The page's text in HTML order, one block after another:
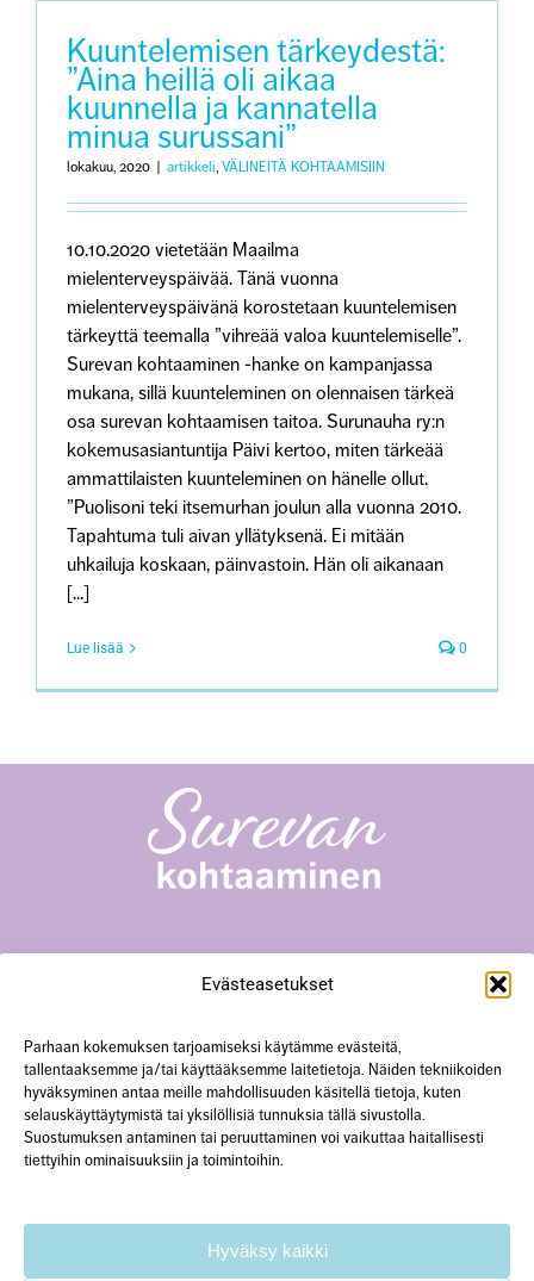
Evästeasetukset
Parhaan kokemuksen tarjoamiseksi käytämme evästeitä,
tallentaaksemme ja/tai käyttääksemme laitetietoja. Näiden tekniikoiden
hyväksyminen antaa meille mahdollisuuden käsitellä tietoja, kuten
selauskäyttäytymistä tai yksilöllisiä tunnuksia tällä sivustolla.
Suostumuksen antaminen tai peruuttaminen voi vaikuttaa haitallisesti
tiettyihin ominaisuuksiin ja toimintoihin.
Hyväksy kaikki
Kuuntelemisen tärkeydestä:
”Aina heillä oli aikaa
kuunnella ja kannatella
minua surussani”
lokakuu, 2020 artikkeli, VÄLINEITÄ KOHTAAMISIIN
10.10.2020 vietetään Maailma
mielenterveyspäivää. Tänä vuonna
mielenterveyspäivänä korostetaan kuuntelemisen
tärkeyttä teemalla ”vihreää valoa kuuntelemiselle”.
Surevan kohtaaminen -hanke on kampanjassa
mukana, sillä kuunteleminen on olennaisen tärkeä
osa surevan kohtaamisen taitoa. Surunauha ry:n
kokemusasiantuntija Päivi kertoo, miten tärkeää
ammattilaisten kuunteleminen on hänelle ollut.
”Puolisoni teki itsemurhan joulun alla vuonna 2010.
Tapahtuma tuli aivan yllätyksenä. Ei mitään
uhkailuja koskaan, päinvastoin. Hän oli aikanaan
[...]
Lue lisää 0
Yliopistonkatu 23 A18, 40100 Jyväskylä
hanke@surevankohtaaminen.fi
Tarkemmat yhteystiedot